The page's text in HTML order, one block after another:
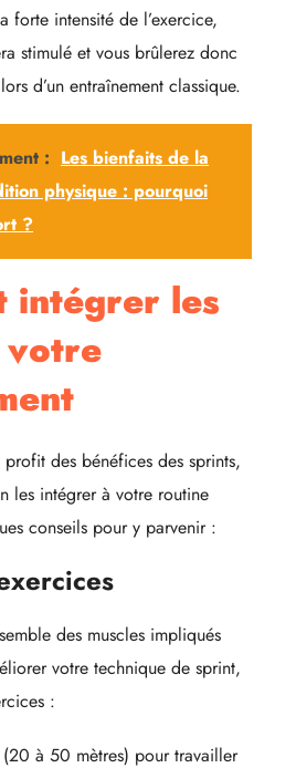
forte intensité de l’exercice,
stimulé et vous brûlerez donc
d’un entraînement classique.
: Les bienfaits de la
physique : pourquoi
?
intégrer les
des bénéfices des sprints,
les intégrer à votre routine
conseils pour y parvenir :
des muscles impliqués
votre technique de sprint,
:
à 50 mètres) pour travailler